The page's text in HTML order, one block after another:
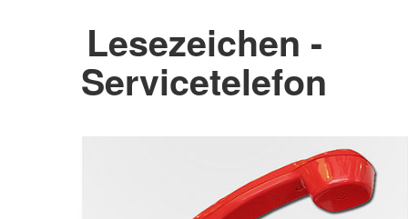
Lesezeichen -
Servicetelefon